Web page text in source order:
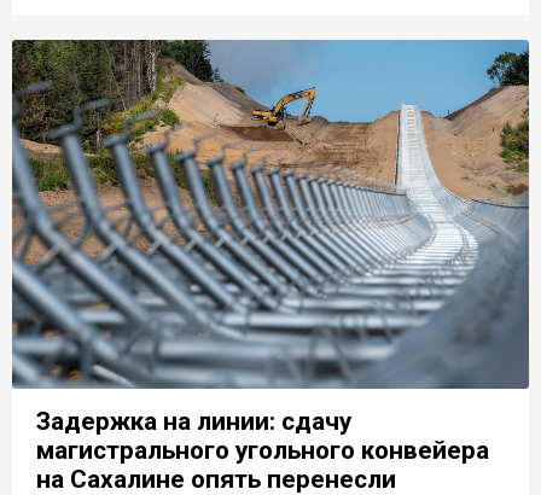
Задержка на линии: сдачу
магистрального угольного конвейера
на Сахалине опять перенесли